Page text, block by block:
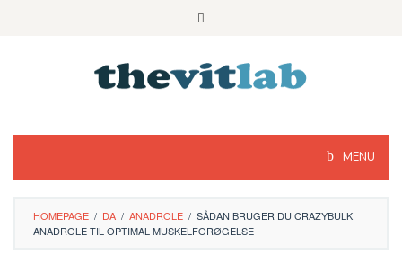
MENU
HOMEPAGE / DA / ANADROLE / SÅDAN BRUGER DU CRAZYBULK
ANADROLE TIL OPTIMAL MUSKELFORØGELSE